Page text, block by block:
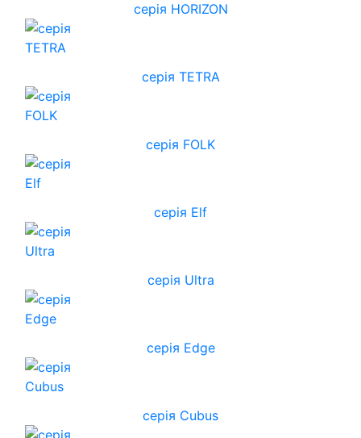
cерія HORIZON
серія TETRA
серія FOLK
серія Elf
серія Ultra
серія Edge
серія Cubus